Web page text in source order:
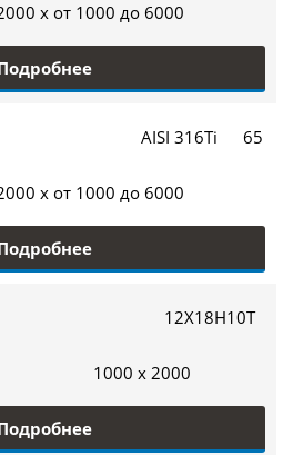
x от 1000 до 6000
AISI 316Ti 65
x от 1000 до 6000
12Х18Н10Т
1000 x 2000